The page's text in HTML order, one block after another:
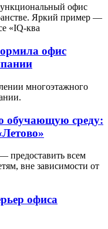
офис
Яркий пример —
«IQ-ква
офис
многоэтажного
обучающую среду:
предоставить всем
вне зависимости от
офиса